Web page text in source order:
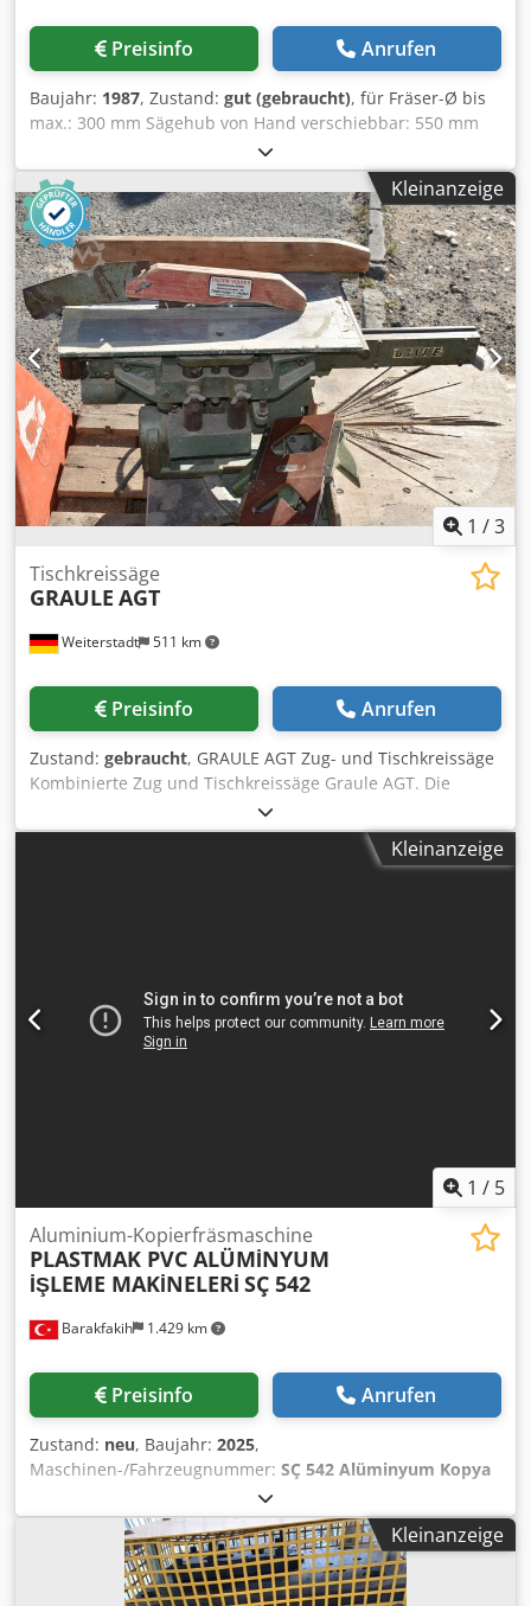
Preisinfo Anrufen
Baujahr: 1987, Zustand: gut (gebraucht), für Fräser-Ø bis
max.: 300 mm Sägehub von Hand verschiebbar: 550 mm
Zustellung über Spindel von Hand: 150 mm
Höhenverstellung über Spindel von Hand ca.: 130 mm
Chsdpeghl Emjfx Ag Aea Tischhalbkreis-Ø: 500 mm
Sägeblattantrieb: 380 V, 2,2 kW Sägeblattdrehzahl: 2700
Upm Platzbedarf ca.: 1000 x 900 x 1300 mm Gewicht ca.:
100 kg
Kleinanzeige
1 /3
Weiterstadt 511 km
Tischkreissäge
GRAULE AGT
Preisinfo Anrufen
Zustand: gebraucht, GRAULE AGT Zug- und Tischkreissäge
Kombinierte Zug und Tischkreissäge Graule AGT. Die
Zugsäge ist neigbar und schwenkbar. Schnitthöhe 85/40
mm Chjdpfoxf Tr Ujx Ag Aea Schnittlänge max. 380 mm
Kleinanzeige
1 / 5
Barakfakih 1.429 km
Aluminium-Kopierfräsmaschine
PLASTMAK PVC ALÜMİNYUM
İŞLEME MAKİNELERİ SÇ 542
Preisinfo Anrufen
Zustand: neu, Baujahr: 2025,
Maschinen-/Fahrzeugnummer: SÇ 542 Alüminyum Kopya
Freze Makinası Yüksek Frekanslı
Normen - Wird für die Bearbeitung von Griffen, Schlössern
usw. aller Profile verwendet - Es arbeitet bequem mit
fortschrittlicher Technologie Motorunterstützung. Csdpjra
Nr Rjfx Ag Aoha - Sie hat eine gratfreie und komfortable
Kleinanzeige